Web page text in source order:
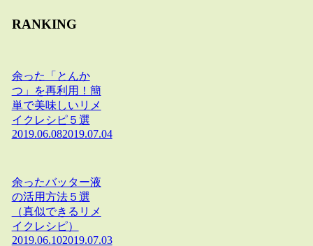
RANKING
余った「とんか
つ」を再利用！簡
単で美味しいリメ
イクレシピ５選
2019.06.082019.07.04
余ったバッター液
の活用方法５選
（真似できるリメ
イクレシピ）
2019.06.102019.07.03